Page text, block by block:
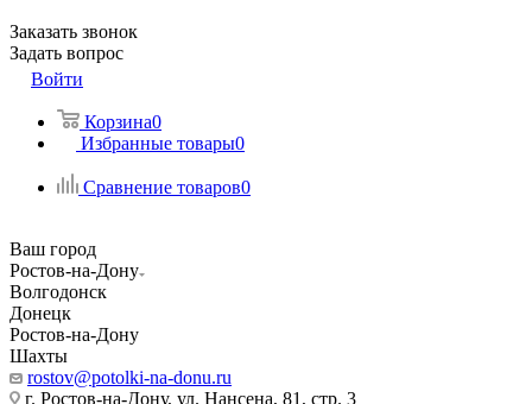
Заказать звонок
Задать вопрос
Войти
Корзина0
Избранные товары0
Сравнение товаров0
Ваш город
Ростов-на-Дону
Волгодонск
Донецк
Ростов-на-Дону
Шахты
rostov@potolki-na-donu.ru
г. Ростов-на-Дону, ул. Нансена, 81, стр. 3